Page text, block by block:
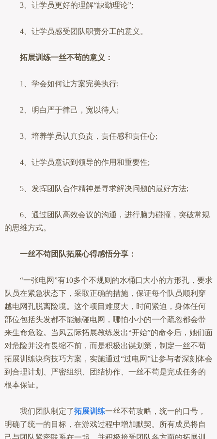
3、让学员更好的理解“缺勤理论”;
4、让学员感受团队职责分工的意义。
拓展训练一丝不苟的意义：
1、学会如何让方案完美执行;
2、明白严于律己，宽以待人;
3、培养学员认真负责，责任感和责任心;
4、让学员意识到领导的作用和重要性;
5、发挥团队合作精神是寻求解决问题的最好方法;
6、通过团队高效会议的沟通，进行脑力碰撞，突破常规
的思维方式。
一丝不苟团队拓展心得感悟分享：
“一张电网”有10多个不规则的水桶口大小的方形孔，要求
队员在紧急状态下，采取正确的措施，保证每个队员顺利穿
越电网孔脱离险境。这个项目难度大，时间紧迫，身体任何
部位包括头发都不能触碰电网，哪怕小小的一个疏忽都会带
来生命危险。当风云际拓展教练发出“开始”的命令后，她们面
对危险并没有畏缩不前，而是积极出谋划策，制定一丝不苟
拓展训练诀窍技巧方案，实施通过“过电网”让参与者深刻体会
到合理计划、严密组织、团结协作、一丝不苟是完成任务的
根本保证。
我们团队制定了拓展训练一丝不苟攻略，统一的口号，
明确了统一的目标，在游戏过程中增加默契。所有成员将自
己与团队紧密联系在一起，并积极接受团队各方面的拓展训